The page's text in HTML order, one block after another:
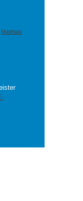
Matthias